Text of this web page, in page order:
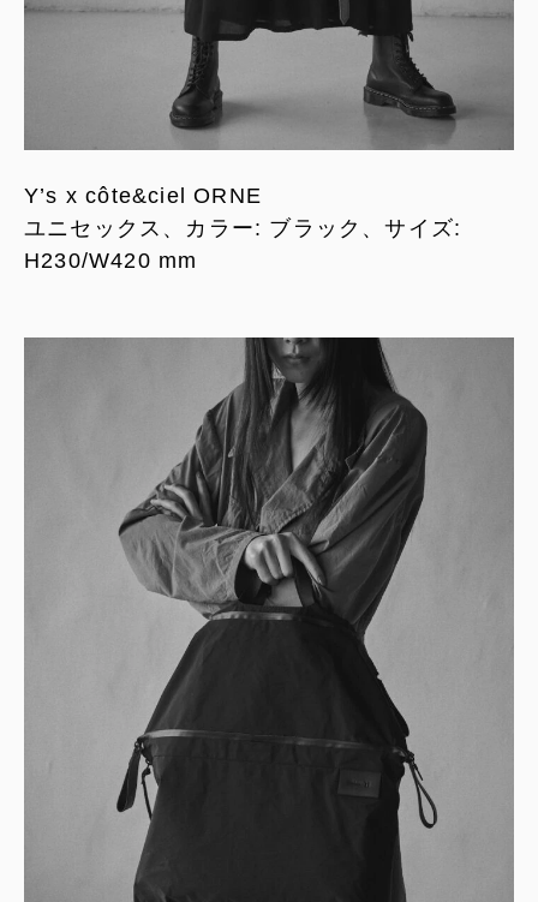
Y’s x côte&ciel ORNE
ユニセックス、カラー: ブラック、サイズ:
H230/W420 mm